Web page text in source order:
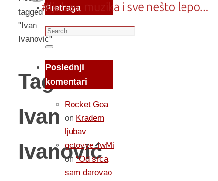
tagged
"Ivan
Ivanović"
Tag:
Ivan
Ivanović
Pretraga
Search
for:
Search
Poslednji
komentari
Rocket Goal
on Kradem
ljubav
gotovye_iwMi
on “Od srca
sam darovao